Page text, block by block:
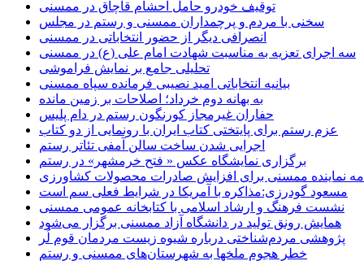
توقیف خودرو حامل احشام قاچاق در ممسنی
سخنی با مردم و پرچمداران ممسنی و رستم در مجلس
انصرافی دیگر از حضور انتخاباتی در ممسنی
سه اجرای تعزیه به مناسبت شهادت امام علی (ع) در ممسنی
تحلیلی جامع بر نمایش فراموشی
بیانیه انتخاباتی امید نصیبی فرمانده سپاه ممسنی
به بهانه دوم خرداد؛ اصلاحات بر زمین مانده
حفاران غیرمجاز کورنگون رستم در دام پلیس
عزم رستم برای پایتختی کتاب ایران با رونمایی از دو کتاب
اجرایی شدن ساخت سالن آمفی تئاتر رستم
برگزاری نمایشگاه عکس « فتح خرمشهر» در رستم
نماینده ممسنی برای افزایش صادرات محصولات کشاورزی
مسعود گودرزی:مذاکره با آمریکا در شرایط فعلی سم است
نشست فرهنگ و ارشاد اسلامی با کتابخانه عمومی ممسنی
همایش رونق تولید در دانشگاه آزاد ممسنی برگزار می‌شود
پژوهشی مردم‌شناختی درباره شیوه زیست مردمان قوم لُر
خطر هجوم ملخها به شهرستان‌های ممسنی و رستم